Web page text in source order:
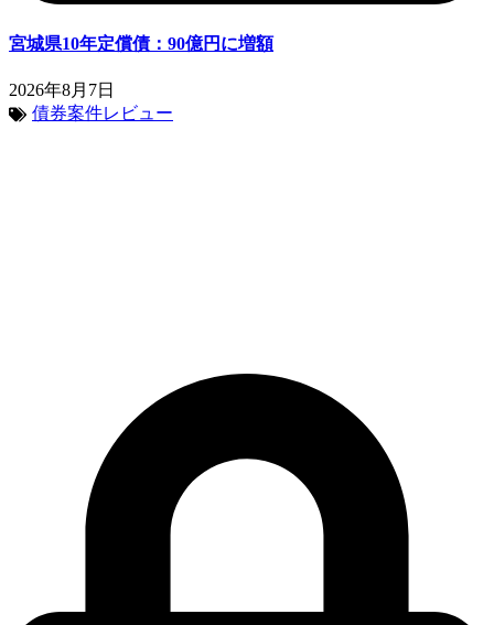
宮城県10年定償債：90億円に増額
2026年8月7日
債券案件レビュー